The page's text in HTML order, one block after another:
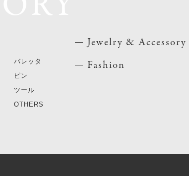
バレッタ
ピン
ツール
OTHERS
Jewelry & Accessory
Fashion